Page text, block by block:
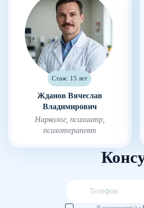
Стаж: 15 лет
Жданов Вячеслав
Владимирович
Нарколог, психиатр,
психотерапевт